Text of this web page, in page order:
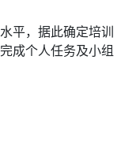
平，据此确定培训
成个人任务及小组